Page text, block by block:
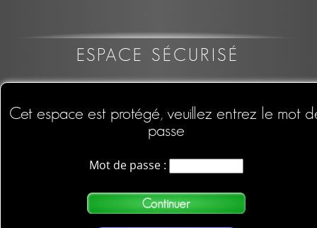
ESPACE SÉCURISÉ
Cet espace est protégé, veuillez entrez le mot
passe
Mot de passe :